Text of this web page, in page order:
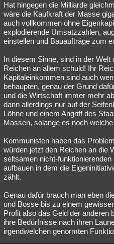
Hat hingegen die Milliarde
wäre die Kaufkraft der Masse
auch vollkommen ohne
explodierende Umsatzzahlen,
einstellen und Bauaufträge zum
In diesem Sinne, sind in der
Reichen an allem schuld! Ihr
Kapitaleinkommen sind auch
behaupten, genau der Grund
und die Wirtschaft immer mehr
dann allerdings nur auf der
Löhne und einem Angriff des
Massen, solange es noch welche
Kommunisten haben das
würden jetzt den Reichen an die
seltsamen nicht-
aufbauen in dem die
zählt.
Genau dafür brauch man eben
und Bosse bis zu einem
Profit also das Geld der anderen
ihre Bedürfnisse nach ihren
irgendwelchen genormten